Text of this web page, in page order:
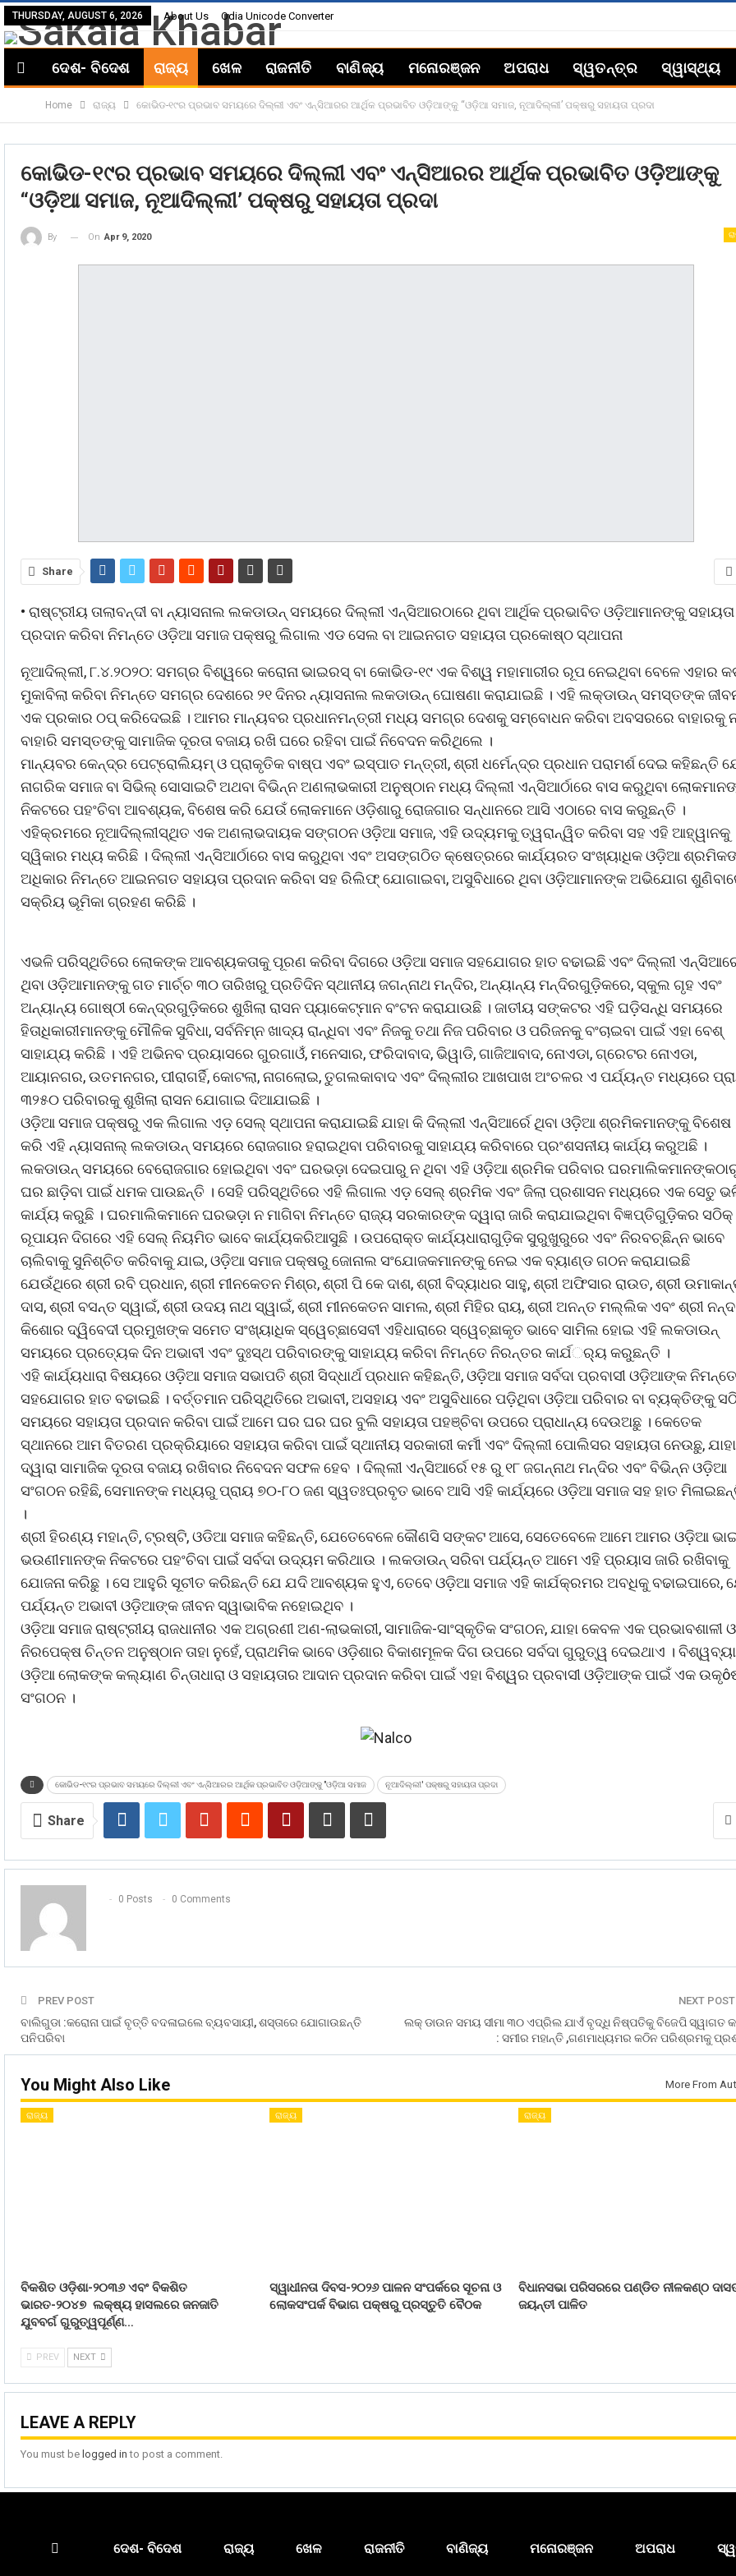
THURSDAY, AUGUST 6, 2026 About Us Odia Unicode Converter
ଦେଶ- ବିଦେଶ ରାଜ୍ୟ ଖେଳ ରାଜନୀତି ବାଣିଜ୍ୟ ମନୋରଞ୍ଜନ ଅପରାଧ ସ୍ୱତନ୍ତ୍ର ସ୍ୱାସ୍ଥ୍ୟ
Home ରାଜ୍ୟ କୋଭିଡ-୧୯ର ପ୍ରଭାବ ସମୟରେ ଦିଲ୍ଲୀ ଏବଂ ଏନ୍ସିଆରର ଆର୍ଥିକ ପ୍ରଭାବିତ ଓଡ଼ିଆଙ୍କୁ “ଓଡ଼ିଆ ସମାଜ, ନୂଆଦିଲ୍ଲୀ’ ପକ୍ଷରୁ ସହାୟତା ପ୍ରଦା
କୋଭିଡ-୧୯ର ପ୍ରଭାବ ସମୟରେ ଦିଲ୍ଲୀ ଏବଂ ଏନ୍ସିଆରର ଆର୍ଥିକ ପ୍ରଭାବିତ ଓଡ଼ିଆଙ୍କୁ
“ଓଡ଼ିଆ ସମାଜ, ନୂଆଦିଲ୍ଲୀ’ ପକ୍ଷରୁ ସହାୟତା ପ୍ରଦା
By On Apr 9, 2020
Share
• ରାଷ୍ଟ୍ରୀୟ ତାଲାବନ୍ଦୀ ବା ନ୍ୟାସନାଲ ଲକଡାଉନ୍ ସମୟରେ ଦିଲ୍ଲୀ ଏନ୍ସିଆରଠାରେ ଥିବା ଆର୍ଥିକ ପ୍ରଭାବିତ ଓଡ଼ିଆମାନଙ୍କୁ ସହାୟତା
ପ୍ରଦାନ କରିବା ନିମନ୍ତେ ଓଡ଼ିଆ ସମାଜ ପକ୍ଷରୁ ଲିଗାଲ ଏଡ ସେଲ ବା ଆଇନଗତ ସହାୟତା ପ୍ରକୋଷ୍ଠ ସ୍ଥାପନା
ନୂଆଦିଲ୍ଲୀ, ୮.୪.୨୦୨୦: ସମଗ୍ର ବିଶ୍ୱରେ କରୋନା ଭାଇରସ୍ ବା କୋଭିଡ-୧୯ ଏକ ବିଶ୍ୱ ମହାମାରୀର ରୂପ ନେଇଥିବା ବେଳେ ଏହାର
ମୁକାବିଲା କରିବା ନିମନ୍ତେ ସମଗ୍ର ଦେଶରେ ୨୧ ଦିନର ନ୍ୟାସନାଲ ଲକଡାଉନ୍ ଘୋଷଣା କରାଯାଇଛି । ଏହି ଲକ୍ଡାଉନ୍ ସମସ୍ତଙ୍କ
ଏକ ପ୍ରକାର ଠପ୍ କରିଦେଇଛି । ଆମର ମାନ୍ୟବର ପ୍ରଧାନମନ୍ତ୍ରୀ ମଧ୍ୟ ସମଗ୍ର ଦେଶକୁ ସମ୍ବୋଧନ କରିବା ଅବସରରେ ବାହାରକୁ
ବାହାରି ସମସ୍ତଙ୍କୁ ସାମାଜିକ ଦୂରତା ବଜାୟ ରଖି ଘରେ ରହିବା ପାଇଁ ନିବେଦନ କରିଥିଲେ ।
ମାନ୍ୟବର କେନ୍ଦ୍ର ପେଟ୍ରୋଲିୟମ୍ ଓ ପ୍ରାକୃତିକ ବାଷ୍ପ ଏବଂ ଇସ୍ପାତ ମନ୍ତ୍ରୀ, ଶ୍ରୀ ଧର୍ମେନ୍ଦ୍ର ପ୍ରଧାନ ପରାମର୍ଶ ଦେଇ କହିଛନ୍ତି
ନାଗରିକ ସମାଜ ବା ସିଭିଲ୍ ସୋସାଇଟି ଅଥବା ବିଭିନ୍ନ ଅଣଲାଭକାରୀ ଅନୁଷ୍ଠାନ ମଧ୍ୟ ଦିଲ୍ଲୀ ଏନ୍ସିଆର୍ଠାରେ ବାସ କରୁଥିବା
ନିକଟରେ ପହଂଚିବା ଆବଶ୍ୟକ, ବିଶେଷ କରି ଯେଉଁ ଲୋକମାନେ ଓଡ଼ିଶାରୁ ରୋଜଗାର ସନ୍ଧାନରେ ଆସି ଏଠାରେ ବାସ କରୁଛନ୍ତି ।
ଏହିକ୍ରମରେ ନୂଆଦିଲ୍ଲୀସ୍ଥିତ ଏକ ଅଣଲାଭଦାୟକ ସଙ୍ଗଠନ ଓଡ଼ିଆ ସମାଜ, ଏହି ଉଦ୍ୟମକୁ ତ୍ୱରାନ୍ୱିତ କରିବା ସହ ଏହି ଆହ୍ୱାନକୁ
ସ୍ୱିକାର ମଧ୍ୟ କରିଛି । ଦିଲ୍ଲୀ ଏନ୍ସିଆର୍ଠାରେ ବାସ କରୁଥିବା ଏବଂ ଅସଙ୍ଗଠିତ କ୍ଷେତ୍ରରେ କାର୍ଯ୍ୟରତ ସଂଖ୍ୟାଧିକ ଓଡ଼ିଆ
ଅଧିକାର ନିମନ୍ତେ ଆଇନଗତ ସହାୟତା ପ୍ରଦାନ କରିବା ସହ ରିଲିଫ୍ ଯୋଗାଇବା, ଅସୁବିଧାରେ ଥିବା ଓଡ଼ିଆମାନଙ୍କ ଅଭିଯୋଗ
ସକ୍ରିୟ ଭୂମିକା ଗ୍ରହଣ କରିଛି ।
ଏଭଳି ପରିସ୍ଥିତିରେ ଲୋକଙ୍କ ଆବଶ୍ୟକତାକୁ ପୂରଣ କରିବା ଦିଗରେ ଓଡ଼ିଆ ସମାଜ ସହଯୋଗର ହାତ ବଢାଇଛି ଏବଂ ଦିଲ୍ଲୀ
ଥିବା ଓଡ଼ିଆମାନଙ୍କୁ ଗତ ମାର୍ଚ୍ଚ ୩୦ ତାରିଖରୁ ପ୍ରତିଦିନ ସ୍ଥାନୀୟ ଜଗନ୍ନାଥ ମନ୍ଦିର, ଅନ୍ୟାନ୍ୟ ମନ୍ଦିରଗୁଡ଼ିକରେ, ସ୍କୁଲ ଗୃହ ଏବଂ
ଅନ୍ୟାନ୍ୟ ଗୋଷ୍ଠୀ କେନ୍ଦ୍ରଗୁଡ଼ିକରେ ଶୁଖିଲା ରାସନ ପ୍ୟାକେଟ୍ମାନ ବଂଟନ କରାଯାଉଛି । ଜାତୀୟ ସଙ୍କଟର ଏହି ଘଡ଼ିସନ୍ଧି ସମୟରେ
ହିତାଧିକାରୀମାନଙ୍କୁ ମୌଳିକ ସୁବିଧା, ସର୍ବନିମ୍ନ ଖାଦ୍ୟ ରାନ୍ଧିବା ଏବଂ ନିଜକୁ ତଥା ନିଜ ପରିବାର ଓ ପରିଜନକୁ ବଂଚାଇବା ପାଇଁ ଏହା ବେଶ୍
ସାହାଯ୍ୟ କରିଛି । ଏହି ଅଭିନବ ପ୍ରୟାସରେ ଗୁରଗାଓଁ, ମନେସାର, ଫରିଦାବାଦ, ଭିୱାଡି, ଗାଜିଆବାଦ, ନୋଏଡା, ଗ୍ରେଟର ନୋଏଡା,
ଆୟାନଗର, ଉତମନଗର, ପୀରାଗର୍ହି, କୋଟଲା, ନାଗଲୋଇ, ତୁଗଲକାବାଦ ଏବଂ ଦିଲ୍ଲୀର ଆଖପାଖ ଅଂଚଳର ଏ ପର୍ଯ୍ୟନ୍ତ ମଧ୍ୟରେ
୩୨୫୦ ପରିବାରକୁ ଶୁଖିଲା ରାସନ ଯୋଗାଇ ଦିଆଯାଇଛି ।
ଓଡ଼ିଆ ସମାଜ ପକ୍ଷରୁ ଏକ ଲିଗାଲ ଏଡ଼ ସେଲ୍ ସ୍ଥାପନା କରାଯାଇଛି ଯାହା କି ଦିଲ୍ଲୀ ଏନ୍ସିଆର୍ରେ ଥିବା ଓଡ଼ିଆ ଶ୍ରମିକମାନଙ୍କୁ ବିଶେଷ
କରି ଏହି ନ୍ୟାସନାଲ୍ ଲକଡାଉନ୍ ସମୟରେ ରୋଜଗାର ହରାଇଥିବା ପରିବାରକୁ ସାହାଯ୍ୟ କରିବାରେ ପ୍ରଂଶସନୀୟ କାର୍ଯ୍ୟ କରୁଅଛି ।
ଲକଡାଉନ୍ ସମୟରେ ବେରୋଜଗାର ହୋଇଥିବା ଏବଂ ଘରଭଡ଼ା ଦେଇପାରୁ ନ ଥିବା ଏହି ଓଡ଼ିଆ ଶ୍ରମିକ ପରିବାର
ଘର ଛାଡ଼ିବା ପାଇଁ ଧମକ ପାଉଛନ୍ତି । ସେହି ପରିସ୍ଥିତିରେ ଏହି ଲିଗାଲ ଏଡ଼ ସେଲ୍ ଶ୍ରମିକ ଏବଂ ଜିଲା ପ୍ରଶାସନ ମଧ୍ୟରେ ଏକ ସେତୁ
କାର୍ଯ୍ୟ କରୁଛି । ଘରମାଲିକମାନେ ଘରଭଡ଼ା ନ ମାଗିବା ନିମନ୍ତେ ରାଜ୍ୟ ସରକାରଙ୍କ ଦ୍ୱାରା ଜାରି କରାଯାଇଥିବା ବିଜ୍ଞପ୍ତିଗୁଡ଼ିକର ସଠିକ୍
ରୂପାୟନ ଦିଗରେ ଏହି ସେଲ୍ ନିୟମିତ ଭାବେ କାର୍ଯ୍ୟକରିଆସୁଛି । ଉପରୋକ୍ତ କାର୍ଯ୍ୟଧାରାଗୁଡ଼ିକ ସୁରୁଖୁରୁରେ ଏବଂ ନିରବଚ୍ଛିନ୍ନ ଭାବେ
ଚାଲିବାକୁ ସୁନିଶ୍ଚିତ କରିବାକୁ ଯାଇ, ଓଡ଼ିଆ ସମାଜ ପକ୍ଷରୁ ଜୋନାଲ ସଂଯୋଜକମାନଙ୍କୁ ନେଇ ଏକ ବ୍ୟାଣ୍ଡ ଗଠନ କରାଯାଇଛି
ଯେଉଁଥିରେ ଶ୍ରୀ ରବି ପ୍ରଧାନ, ଶ୍ରୀ ମୀନକେତନ ମିଶ୍ର, ଶ୍ରୀ ପି କେ ଦାଶ, ଶ୍ରୀ ବିଦ୍ୟାଧର ସାହୁ, ଶ୍ରୀ ଅଫିସାର ରାଉତ, ଶ୍ରୀ
ଦାସ, ଶ୍ରୀ ବସନ୍ତ ସ୍ୱାଇଁ, ଶ୍ରୀ ଉଦୟ ନାଥ ସ୍ୱାଇଁ, ଶ୍ରୀ ମୀନକେତନ ସାମଲ, ଶ୍ରୀ ମିହିର ରାୟ, ଶ୍ରୀ ଅନନ୍ତ ମଲ୍ଲିକ ଏବଂ ଶ୍ରୀ ନନ୍ଦ
କିଶୋର ଦ୍ୱିବେଦୀ ପ୍ରମୁଖଙ୍କ ସମେତ ସଂଖ୍ୟାଧିକ ସ୍ୱେଚ୍ଛାସେବୀ ଏହିଧାରାରେ ସ୍ୱେଚ୍ଛାକୃତ ଭାବେ ସାମିଲ ହୋଇ ଏହି ଲକଡାଉନ୍
ସମୟରେ ପ୍ରତ୍ୟେକ ଦିନ ଅଭାବୀ ଏବଂ ଦୁଃସ୍ଥ ପରିବାରଙ୍କୁ ସାହାଯ୍ୟ କରିବା ନିମନ୍ତେ ନିରନ୍ତର କାର୍ଯର୍୍ୟ କରୁଛନ୍ତି ।
ଏହି କାର୍ଯ୍ୟଧାରା ବିଷୟରେ ଓଡ଼ିଆ ସମାଜ ସଭାପତି ଶ୍ରୀ ସିଦ୍ଧାର୍ଥ ପ୍ରଧାନ କହିଛନ୍ତି, ଓଡ଼ିଆ ସମାଜ ସର୍ବଦା ପ୍ରବାସୀ ଓଡ଼ିଆଙ୍କ ନିମନ୍ତେ
ସହଯୋଗର ହାତ ବଢାଇଛି । ବର୍ତ୍ତମାନ ପରିସ୍ଥିତିରେ ଅଭାବୀ, ଅସହାୟ ଏବଂ ଅସୁବିଧାରେ ପଡ଼ିଥିବା ଓଡ଼ିଆ ପରିବାର ବା ବ୍ୟକ୍ତିଙ୍କୁ
ସମୟରେ ସହାୟତା ପ୍ରଦାନ କରିବା ପାଇଁ ଆମେ ଘର ଘର ଘର ବୁଲି ସହାୟତା ପହଞ୍ଚିବା ଉପରେ ପ୍ରାଧାନ୍ୟ ଦେଉଅଛୁ । କେତେକ
ସ୍ଥାନରେ ଆମ ବିତରଣ ପ୍ରକ୍ରିୟାରେ ସହାୟତା କରିବା ପାଇଁ ସ୍ଥାନୀୟ ସରକାରୀ କର୍ମୀ ଏବଂ ଦିଲ୍ଲୀ ପୋଲିସର ସହାୟତା ନେଉଛୁ, ଯାହା
ଦ୍ୱାରା ସାମାଜିକ ଦୂରତା ବଜାୟ ରଖିବାର ନିବେଦନ ସଫଳ ହେବ । ଦିଲ୍ଲୀ ଏନ୍ସିଆର୍ରେ ୧୫ ରୁ ୧୮ ଜଗନ୍ନାଥ ମନ୍ଦିର ଏବଂ ବିଭିନ୍ନ ଓଡ଼ିଆ
ସଂଗଠନ ରହିଛି, ସେମାନଙ୍କ ମଧ୍ୟରୁ ପ୍ରାୟ ୭୦-୮୦ ଜଣ ସ୍ୱତଃପ୍ରବୃତ ଭାବେ ଆସି ଏହି କାର୍ଯ୍ୟରେ ଓଡ଼ିଆ ସମାଜ ସହ ହାତ
।
ଶ୍ରୀ ହିରଣ୍ୟ ମହାନ୍ତି, ଟ୍ରଷ୍ଟି, ଓଡିଆ ସମାଜ କହିଛନ୍ତି, ଯେତେବେଳେ କୌଣସି ସଙ୍କଟ ଆସେ, ସେତେବେଳେ ଆମେ ଆମର ଓଡ଼ିଆ
ଭଉଣୀମାନଙ୍କ ନିକଟରେ ପହଂଚିବା ପାଇଁ ସର୍ବଦା ଉଦ୍ୟମ କରିଥାଉ । ଲକଡାଉନ୍ ସରିବା ପର୍ଯ୍ୟନ୍ତ ଆମେ ଏହି ପ୍ରୟାସ ଜାରି ରଖିବାକୁ
ଯୋଜନା କରିଛୁ । ସେ ଆହୁରି ସୂଚୀତ କରିଛନ୍ତି ଯେ ଯଦି ଆବଶ୍ୟକ ହୁଏ, ତେବେ ଓଡ଼ିଆ ସମାଜ ଏହି କାର୍ଯକ୍ରମର ଅବଧିକୁ ବଢାଇପାରେ,
ପର୍ଯ୍ୟନ୍ତ ଅଭାବୀ ଓଡ଼ିଆଙ୍କ ଜୀବନ ସ୍ୱାଭାବିକ ନହୋଇଥିବ ।
ଓଡ଼ିଆ ସମାଜ ରାଷ୍ଟ୍ରୀୟ ରାଜଧାନୀର ଏକ ଅଗ୍ରଣୀ ଅଣ-ଲାଭକାରୀ, ସାମାଜିକ-ସାଂସ୍କୃତିକ ସଂଗଠନ, ଯାହା କେବଳ ଏକ ପ୍ରଭାବଶାଳୀ ଓ
ନିରପେକ୍ଷ ଚିନ୍ତନ ଅନୁଷ୍ଠାନ ତାହା ନୁହେଁ, ପ୍ରାଥମିକ ଭାବେ ଓଡ଼ିଶାର ବିକାଶମୂଳକ ଦିଗ ଉପରେ ସର୍ବଦା ଗୁରୁତ୍ୱ ଦେଇଥାଏ ।
ଓଡ଼ିଆ ଲୋକଙ୍କ କଲ୍ୟାଣ ଚିନ୍ତାଧାରା ଓ ସହାୟତାର ଆଦାନ ପ୍ରଦାନ କରିବା ପାଇଁ ଏହା ବିଶ୍ୱର ପ୍ରବାସୀ ଓଡ଼ିଆଙ୍କ ପାଇଁ ଏକ
ସଂଗଠନ ।
କୋଭିଡ-୧୯ର ପ୍ରଭାବ ସମୟରେ ଦିଲ୍ଲୀ ଏବଂ ଏନ୍ସିଆରର ଆର୍ଥିକ ପ୍ରଭାବିତ ଓଡ଼ିଆଙ୍କୁ "ଓଡ଼ିଆ ସମାଜ ନୂଆଦିଲ୍ଲୀ' ପକ୍ଷରୁ ସହାୟତା ପ୍ରଦା
Share
0 Posts 0 Comments
PREV POST
ବାଲିଗୁଡା :କରୋନା ପାଇଁ ବୃତ୍ତି ବଦଳାଇଲେ ବ୍ୟବସାୟୀ, ଶସ୍ତାରେ ଯୋଗାଉଛନ୍ତି
ପନିପରିବା
NEXT POST
ଲକ୍ ଡାଉନ ସମୟ ସୀମା ୩୦ ଏପ୍ରିଲ ଯାଏଁ ବୃଦ୍ଧି ନିଷ୍ପତିକୁ ବିଜେପି ସ୍ୱାଗତ
: ସମୀର ମହାନ୍ତି ,ଗଣମାଧ୍ୟମର କଠିନ ପରିଶ୍ରମକୁ
You Might Also Like More From
ରାଜ୍ୟ
ବିକଶିତ ଓଡ଼ିଶା-୨୦୩୬ ଏବଂ ବିକଶିତ
ଭାରତ-୨୦୪୭ ଲକ୍ଷ୍ୟ ହାସଲରେ ଜନଜାତି
ଯୁବବର୍ଗ ଗୁରୁତ୍ୱପୂର୍ଣ୍ଣ…
ରାଜ୍ୟ
ସ୍ୱାଧୀନତା ଦିବସ-୨୦୨୬ ପାଳନ ସଂପର୍କରେ ସୂଚନା ଓ
ଲୋକସଂପର୍କ ବିଭାଗ ପକ୍ଷରୁ ପ୍ରସ୍ତୁତି ବୈଠକ
ରାଜ୍ୟ
ବିଧାନସଭା ପରିସରରେ ପଣ୍ଡିତ ନୀଳକଣ୍ଠ
ଜୟନ୍ତୀ ପାଳିତ
PREV NEXT
LEAVE A REPLY
You must be logged in to post a comment.
ଦେଶ- ବିଦେଶ ରାଜ୍ୟ ଖେଳ ରାଜନୀତି ବାଣିଜ୍ୟ ମନୋରଞ୍ଜନ ଅପରାଧ